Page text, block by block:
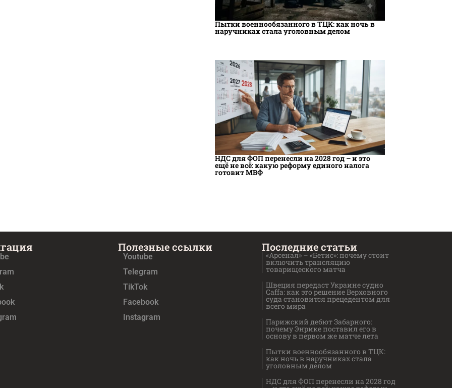
Пытки военнообязанного в ТЦК: как ночь в
наручниках стала уголовным делом
НДС для ФОП перенесли на 2028 год – и это
ещё не всё: какую реформу единого налога
готовит МВФ
Полезные ссылки
Youtube
Telegram
TikTok
Facebook
Instagram
Последние статьи
«Арсенал» – «Бетис»: почему стоит
включить трансляцию
товарищеского матча
Швеция передаст Украине судно
Caffa: как это решение Верховного
суда становится прецедентом для
всего мира
Парижский дебют Забарного:
почему Энрике поставил его в
основу в первом же матче лета
Пытки военнообязанного в ТЦК:
как ночь в наручниках стала
уголовным делом
НДС для ФОП перенесли на 2028 год